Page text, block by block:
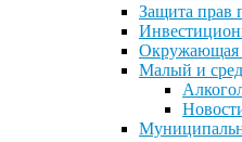
Защита прав
Окружающая
Малый и